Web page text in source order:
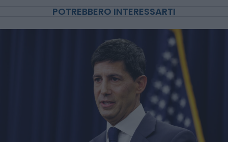
POTREBBERO INTERESSARTI